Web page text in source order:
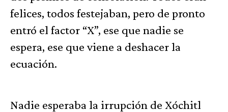
felices, todos festejaban, pero de pronto
entró el factor “X”, ese que nadie se
espera, ese que viene a deshacer la
ecuación.
Nadie esperaba la irrupción de Xóchitl